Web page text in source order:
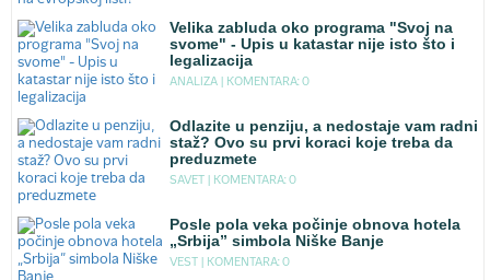
Velika zabluda oko programa "Svoj na
svome" - Upis u katastar nije isto što i
legalizacija
ANALIZA | KOMENTARA: 0
Odlazite u penziju, a nedostaje vam radni
staž? Ovo su prvi koraci koje treba da
preduzmete
SAVET | KOMENTARA: 0
Posle pola veka počinje obnova hotela
„Srbija” simbola Niške Banje
VEST | KOMENTARA: 0